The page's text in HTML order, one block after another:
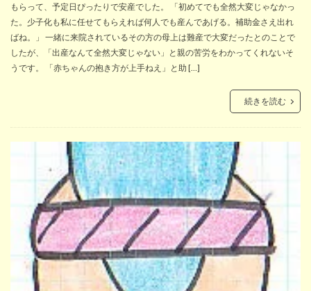
もらって、予定日ぴったりで安産でした。 「初めてでも全然大変じゃなかっ
た。少子化も私に任せてもらえれば何人でも産んであげる。補助金さえ出れ
ばね。」 一緒に来院されているその方の母上は難産で大変だったとのことで
したが、「出産なんて全然大変じゃない」と親の苦労をわかってくれないそ
うです。 「赤ちゃんの抱き方が上手ねえ」と助 […]
続きを読む